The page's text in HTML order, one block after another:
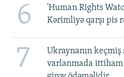
6
'Human Rights
Kərimliyə qarşı pis
7
Ukraynanın
varlanmada